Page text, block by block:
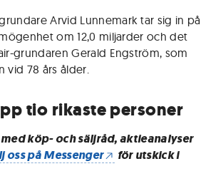
Arvid Lunnemark tar sig in på
om 12,0 miljarder och det
grundaren Gerald Engström, som
vid 78 års ålder.
tio rikaste personer
köp- och säljråd, aktieanalyser
oss på Messenger
för utskick i